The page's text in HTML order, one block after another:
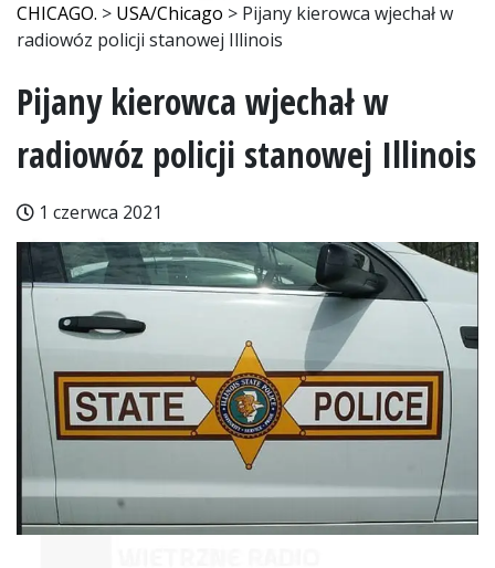
CHICAGO. > USA/Chicago > Pijany kierowca wjechał w
radiowóz policji stanowej Illinois
Pijany kierowca wjechał w
radiowóz policji stanowej Illinois
1 czerwca 2021